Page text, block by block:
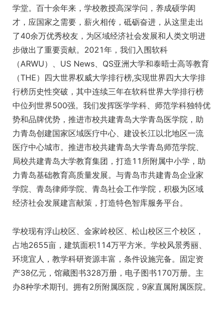
学堂。百十余年来，学校教授高深学问，养成硕学闳
才，应国家之需要，薪火相传，砥砺奋进，从这里走出
了40余万优秀校友，为区域经济社会发展和人类文明进
步做出了重要贡献。2021年，我们入围软科
（ARWU）、US News、QS亚洲大学和泰晤士高等教育
（THE）四大世界权威大学排行榜,实现世界四大大学排
行榜历史性突破，其中连续三年在软科世界大学排行榜
中位列世界500强。我们发挥医学学科、师范学科独特优
势和品牌优势，推进市校共建青岛大学青岛医学院，助
力青岛创建国家区域医疗中心、建设长江以北地区一流
医疗中心城市。推进市校共建青岛大学青岛师范学院、
局校共建青岛大学教育集团，打造11所附属中小学，助
力青岛基础教育高质量发展。与青岛市共建青岛企业家
学院、青岛律师学院、青岛社会工作学院，积极为区域
经济社会发展建言献策，打造特色智库服务平台。
学校现有浮山校区、金家岭校区、松山校区三个校区，
占地2655亩，建筑面积114万平方米。学校风景秀丽、
环境宜人，教学科研资源丰富，条件设施完备。固定资
产38亿元，馆藏图书328万册，电子图书170万册。主
办8种学术期刊。拥有2所附属医院，9家直属附属医院。